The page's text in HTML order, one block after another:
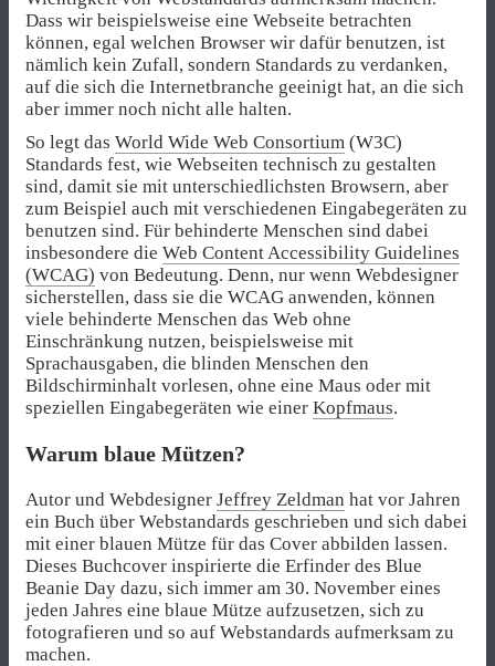
Dass wir beispielsweise eine Webseite betrachten
können, egal welchen Browser wir dafür benutzen, ist
nämlich kein Zufall, sondern Standards zu verdanken,
auf die sich die Internetbranche geeinigt hat, an die sich
aber immer noch nicht alle halten.
So legt das World Wide Web Consortium (W3C)
Standards fest, wie Webseiten technisch zu gestalten
sind, damit sie mit unterschiedlichsten Browsern, aber
zum Beispiel auch mit verschiedenen Eingabegeräten zu
benutzen sind. Für behinderte Menschen sind dabei
insbesondere die Web Content Accessibility Guidelines
(WCAG) von Bedeutung. Denn, nur wenn Webdesigner
sicherstellen, dass sie die WCAG anwenden, können
viele behinderte Menschen das Web ohne
Einschränkung nutzen, beispielsweise mit
Sprachausgaben, die blinden Menschen den
Bildschirminhalt vorlesen, ohne eine Maus oder mit
speziellen Eingabegeräten wie einer Kopfmaus.
Warum blaue Mützen?
Autor und Webdesigner Jeffrey Zeldman hat vor Jahren
ein Buch über Webstandards geschrieben und sich dabei
mit einer blauen Mütze für das Cover abbilden lassen.
Dieses Buchcover inspirierte die Erfinder des Blue
Beanie Day dazu, sich immer am 30. November eines
jeden Jahres eine blaue Mütze aufzusetzen, sich zu
fotografieren und so auf Webstandards aufmerksam zu
machen.